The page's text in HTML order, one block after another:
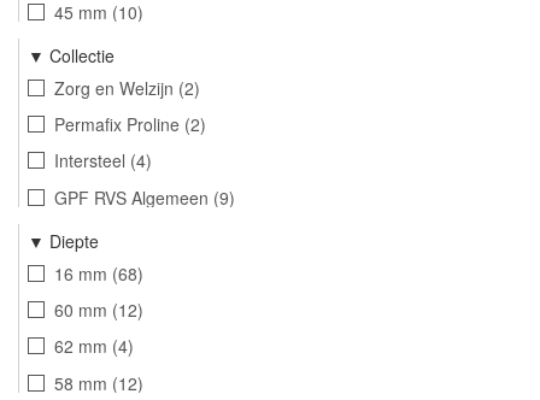
Mat chroom
Patiné oud goud
45 mm 10
30 mm
55 mm 3
44 mm 12
52 mm 37
65 mm 22
54 mm
38 mm 11
58 mm 2
62 mm 3
48 mm 3
Collectie
Zorg en Welzijn 2
Permafix Proline 2
Intersteel 4
GPF RVS Algemeen 9
Anastasius
GPF PVD Algemeen
Diepte
16 mm 68
60 mm 12
62 mm 4
58 mm 12